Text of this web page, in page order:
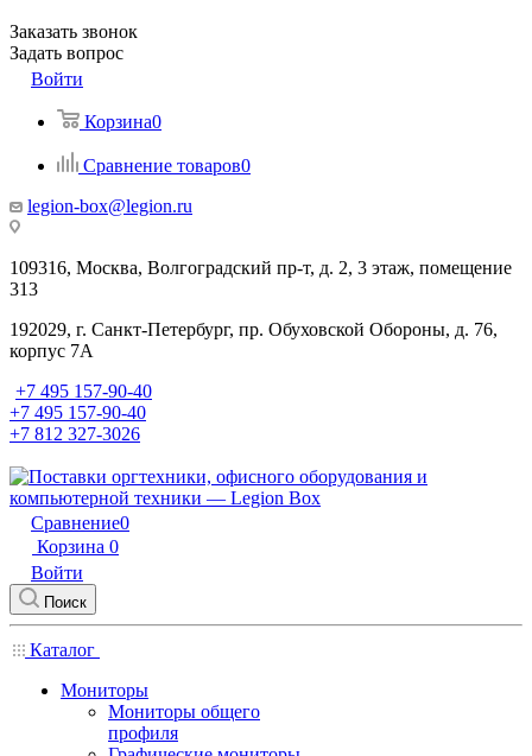
Заказать звонок
Задать вопрос
Войти
Корзина0
Сравнение товаров0
legion-box@legion.ru
109316, Москва, Волгоградский пр-т, д. 2, 3 этаж, помещение
313
192029, г. Санкт-Петербург, пр. Обуховской Обороны, д. 76,
корпус 7А
+7 495 157-90-40
+7 495 157-90-40
+7 812 327-3026
Сравнение0
Корзина 0
Войти
Поиск
Каталог
Мониторы
Мониторы общего
профиля